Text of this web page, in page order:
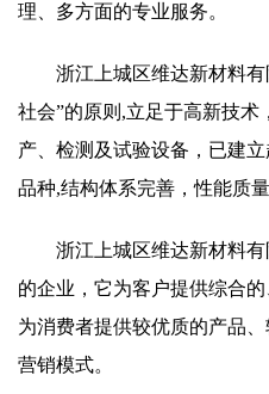
理、多方面的专业服务。
浙江上城区维达新材料
社会”的原则,立足于高新技
产、检测及试验设备，已建
品种,结构体系完善，性能质量
浙江上城区维达新材料
的企业，它为客户提供综合
为消费者提供较优质的产品
营销模式。